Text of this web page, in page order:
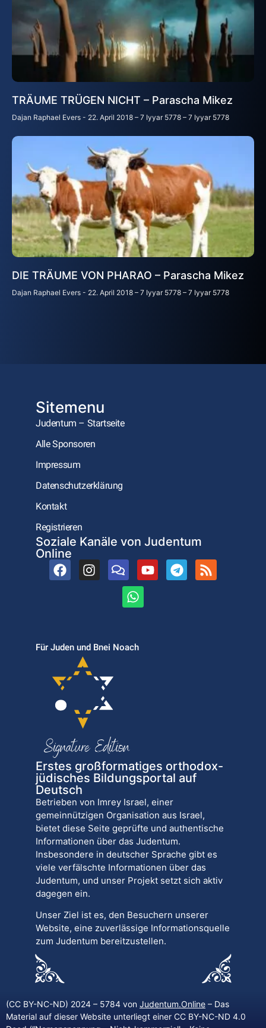
TRÄUME TRÜGEN NICHT – Parascha Mikez
Dajan Raphael Evers 22. April 2018 – 7 Iyyar 5778 – 7 Iyyar 5778
DIE TRÄUME VON PHARAO – Parascha Mikez
Dajan Raphael Evers 22. April 2018 – 7 Iyyar 5778 – 7 Iyyar 5778
Sitemenu
Judentum – Startseite
Alle Sponsoren
Impressum
Datenschutzerklärung
Kontakt
Registrieren
Soziale Kanäle von Judentum
Online
Für Juden und Bnei Noach
Erstes großformatiges orthodox-
jüdisches Bildungsportal auf
Deutsch
Betrieben von Imrey Israel, einer
gemeinnützigen Organisation aus Israel,
bietet diese Seite geprüfte und authentische
Informationen über das Judentum.
Insbesondere in deutscher Sprache gibt es
viele verfälschte Informationen über das
Judentum, und unser Projekt setzt sich aktiv
dagegen ein.
Unser Ziel ist es, den Besuchern unserer
Website, eine zuverlässige Informationsquelle
zum Judentum bereitzustellen.
(CC BY-NC-ND) 2024 – 5784 von Judentum.Online – Das
Material auf dieser Website unterliegt einer CC BY-NC-ND 4.0